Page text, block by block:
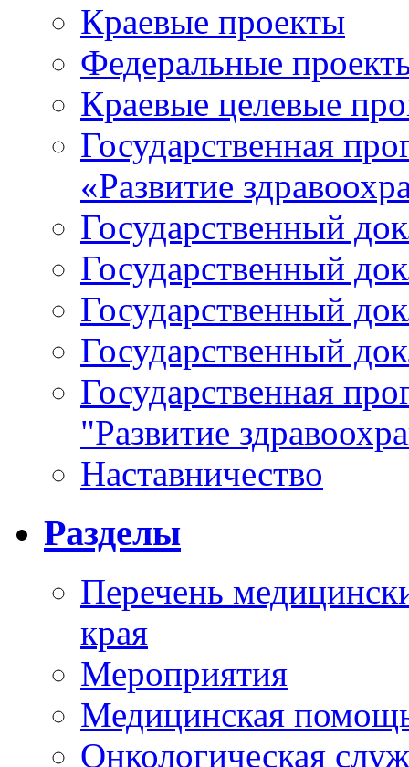
Краевые проекты
Федеральные
Краевые целевые
Государственная
«Развитие
Государственный
Государственный
Государственный
Государственный
Государственная
"Развитие
Наставничество
Разделы
Перечень
края
Мероприятия
Медицинская
Онкологическая